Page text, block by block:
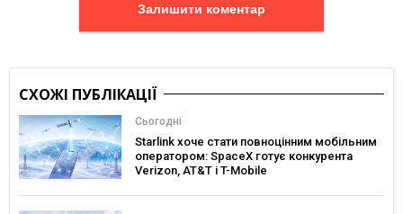
Залишити коментар
СХОЖІ ПУБЛІКАЦІЇ
Сьогодні
Starlink хоче стати повноцінним мобільним
оператором: SpaceX готує конкурента
Verizon, AT&T і T-Mobile